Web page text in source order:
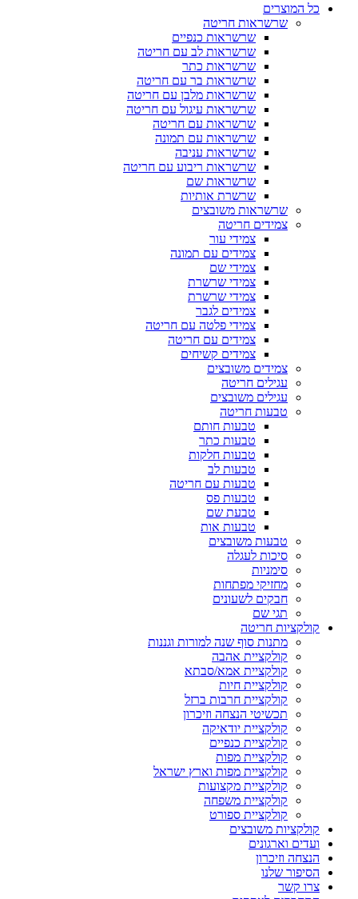
המוצרים
שרשראות חריטה
שרשראות כנפיים
שרשראות לב עם חריטה
שרשראות כתר
שרשראות בר עם חריטה
שרשראות מלבן עם חריטה
שרשראות עיגול עם חריטה
שרשראות עם חריטה
שרשראות עם תמונה
שרשראות עניבה
שרשראות ריבוע עם חריטה
שרשראות שם
שרשרת אותיות
שרשראות משובצים
צמידים חריטה
צמידי עור
צמידים עם תמונה
צמידי שם
צמידי שרשרת
צמידי שרשרת
צמידים לגבר
צמידי פלטה עם חריטה
צמידים עם חריטה
צמידים קשיחים
צמידים משובצים
עגילים חריטה
עגילים משובצים
טבעות חריטה
טבעות חותם
טבעות כתר
טבעות חלקות
טבעות לב
טבעות עם חריטה
טבעות פס
טבעת שם
טבעות אות
טבעות משובצים
סיכות לעגלה
סימניות
מחזיקי מפתחות
חבקים לשעונים
תגי שם
חריטה
מתנות סוף שנה למורות וגננות
קולקציית אהבה
קולקציית אמא/סבתא
קולקציית חיות
קולקציית חרבות ברזל
תכשיטי הנצחה וזיכרון
קולקציית יודאיקה
קולקציית כנפיים
קולקציית מפות
קולקציית מפות וארץ ישראל
קולקציית מקצועות
קולקציית משפחה
קולקציית ספורט
משובצים
וארגונים
וזיכרון
שלנו
קשר